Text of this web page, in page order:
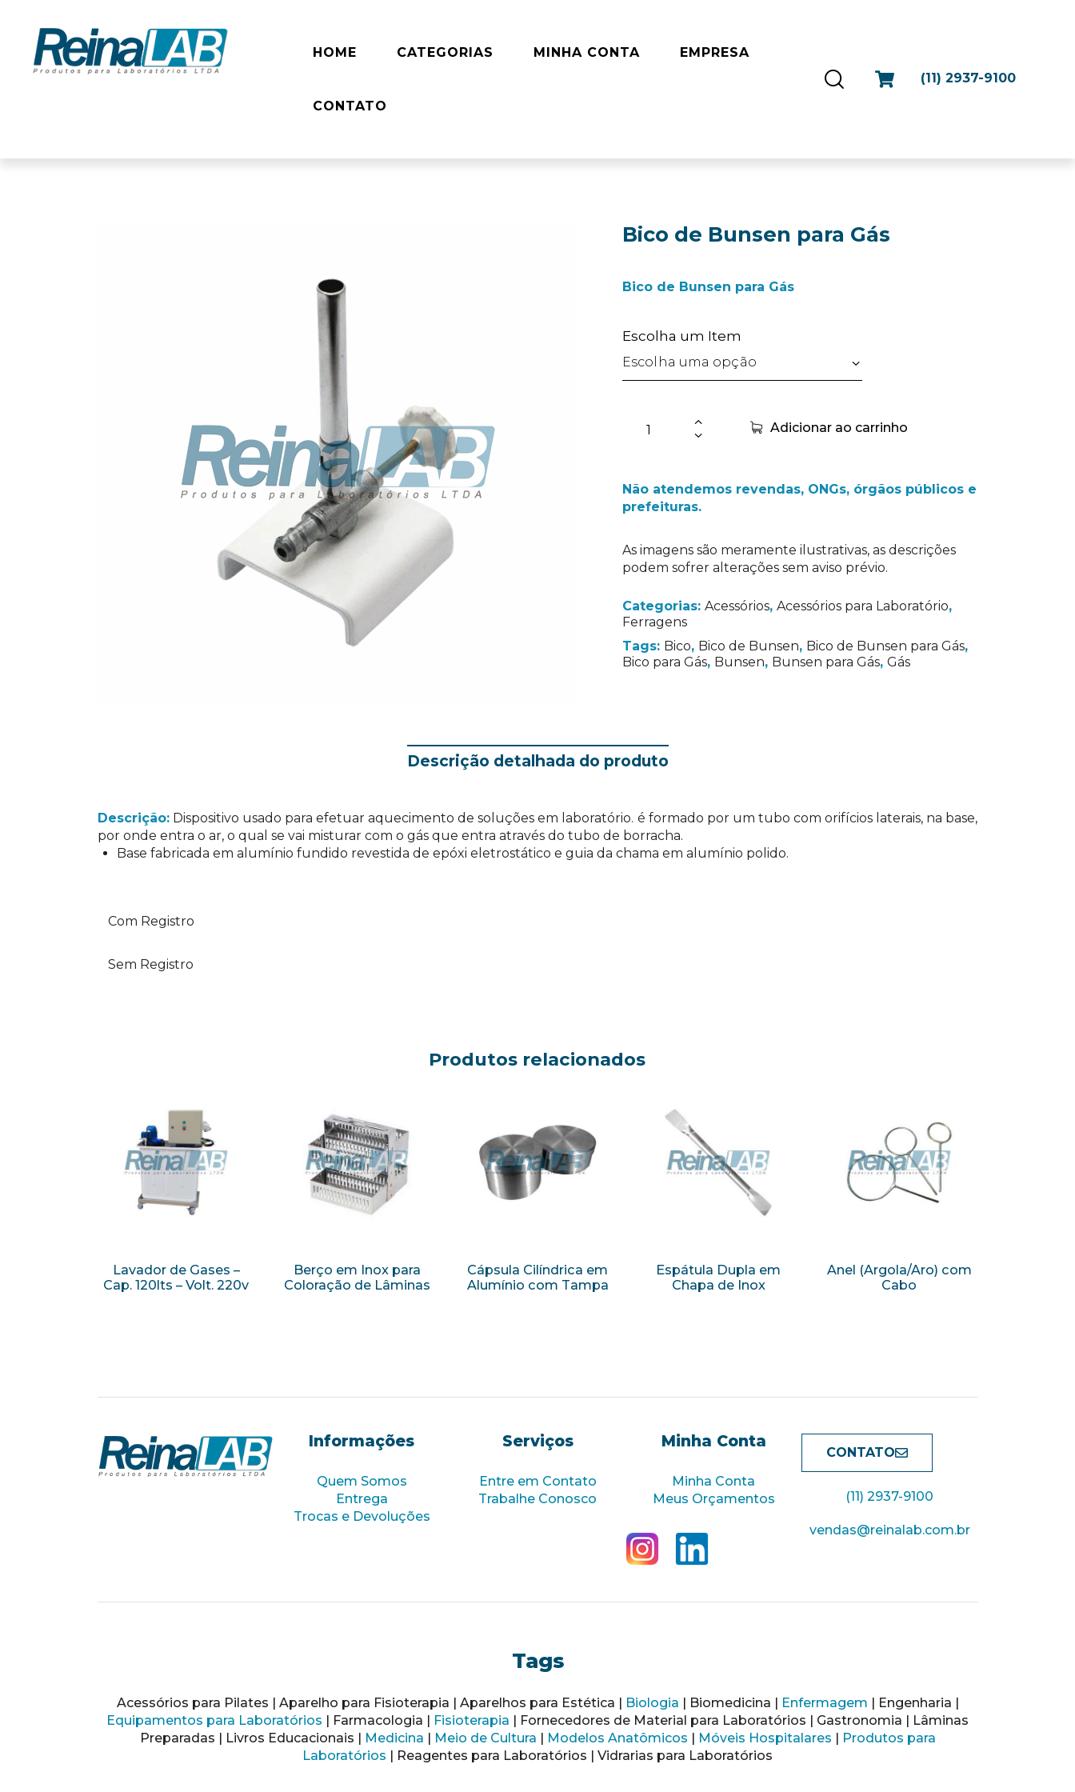
HOME CATEGORIAS MINHA CONTA EMPRESA
CONTATO
(11) 2937-9100
Bico de Bunsen para Gás
Bico de Bunsen para Gás
Escolha um Item
Adicionar ao carrinho
Não atendemos revendas, ONGs, órgãos públicos e
prefeituras.
As imagens são meramente ilustrativas, as descrições
podem sofrer alterações sem aviso prévio.
Categorias: Acessórios, Acessórios para Laboratório,
Ferragens
Tags: Bico, Bico de Bunsen, Bico de Bunsen para Gás,
Bico para Gás, Bunsen, Bunsen para Gás, Gás
Descrição detalhada do produto
Descrição: Dispositivo usado para efetuar aquecimento de soluções em laboratório. é formado por um tubo com orifícios laterais, na base,
por onde entra o ar, o qual se vai misturar com o gás que entra através do tubo de borracha.
Base fabricada em alumínio fundido revestida de epóxi eletrostático e guia da chama em alumínio polido.
Com Registro
Sem Registro
Produtos relacionados
Lavador de Gases –
Cap. 120lts – Volt. 220v
Berço em Inox para
Coloração de Lâminas
Cápsula Cilíndrica em
Alumínio com Tampa
Espátula Dupla em
Chapa de Inox
Anel (Argola/Aro) com
Cabo
Informações
Quem Somos
Entrega
Trocas e Devoluções
Serviços
Entre em Contato
Trabalhe Conosco
Minha Conta
Minha Conta
Meus Orçamentos
CONTATO
(11) 2937-9100
vendas@reinalab.com.br
Tags
Acessórios para Pilates | Aparelho para Fisioterapia | Aparelhos para Estética | Biologia | Biomedicina | Enfermagem | Engenharia |
Equipamentos para Laboratórios | Farmacologia | Fisioterapia | Fornecedores de Material para Laboratórios | Gastronomia | Lâminas
Preparadas | Livros Educacionais | Medicina | Meio de Cultura | Modelos Anatômicos | Móveis Hospitalares | Produtos para
Laboratórios | Reagentes para Laboratórios | Vidrarias para Laboratórios